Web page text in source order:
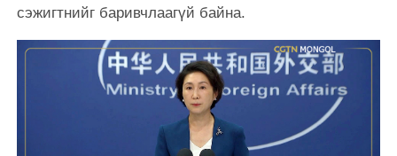
сэжигтнийг баривчлаагүй байна.